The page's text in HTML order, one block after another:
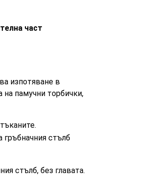
част
изпотяване в
на памучни торбички,
гръбначния стълб
стълб, без главата.